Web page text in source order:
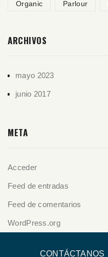
Organic Parlour
ARCHIVOS
mayo 2023
junio 2017
META
Acceder
Feed de entradas
Feed de comentarios
WordPress.org
CONTÁCTANOS